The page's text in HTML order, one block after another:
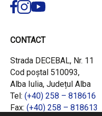
CONTACT
Strada DECEBAL, Nr. 11
Cod poștal 510093,
Alba Iulia, Județul Alba
Tel: (+40) 258 – 818616
Fax: (+40) 258 – 818613